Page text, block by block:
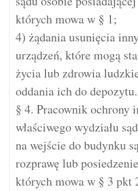
których mowa w § 1;
4) żądania usunięcia
urządzeń, które mogą
życia lub zdrowia
oddania ich do depozytu.
§ 4. Pracownik ochrony
właściwego wydziału
na wejście do budynku
rozprawę lub
których mowa w § 3 pkt